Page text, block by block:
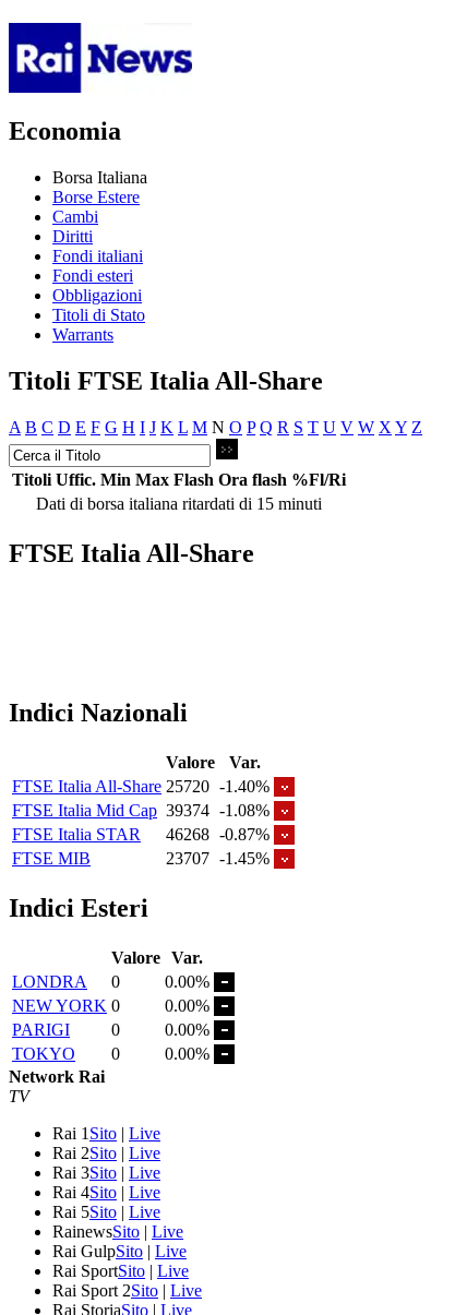
Economia
Borsa Italiana
Borse Estere
Cambi
Diritti
Fondi italiani
Fondi esteri
Obbligazioni
Titoli di Stato
Warrants
Titoli FTSE Italia All-Share
A B C D E F G H I J K L M N O P Q R S T U V W X Y Z
Titoli Uffic. Min Max Flash Ora flash %Fl/Ri
Dati di borsa italiana ritardati di 15 minuti
FTSE Italia All-Share
Indici Nazionali
Valore
Var.
FTSE Italia All-Share 25720 -1.40%
FTSE Italia Mid Cap 39374 -1.08%
FTSE Italia STAR
46268 -0.87%
FTSE MIB
23707 -1.45%
Indici Esteri
Valore Var.
LONDRA
0
0.00%
NEW YORK 0
0.00%
PARIGI
0
0.00%
TOKYO
0
0.00%
Network Rai
TV
Rai 1 Sito | Live
Rai 2Sito | Live
Rai 3Sito | Live
Rai 4Sito | Live
Rai 5Sito | Live
RainewsSito | Live
Rai GulpSito | Live
Rai SportSito | Live
Rai Sport 2Sito | Live
Rai StoriaSito | Live